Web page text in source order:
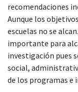
recomendaciones
Aunque los
escuelas no se
importante para
investigación pues
social,
de los programas e